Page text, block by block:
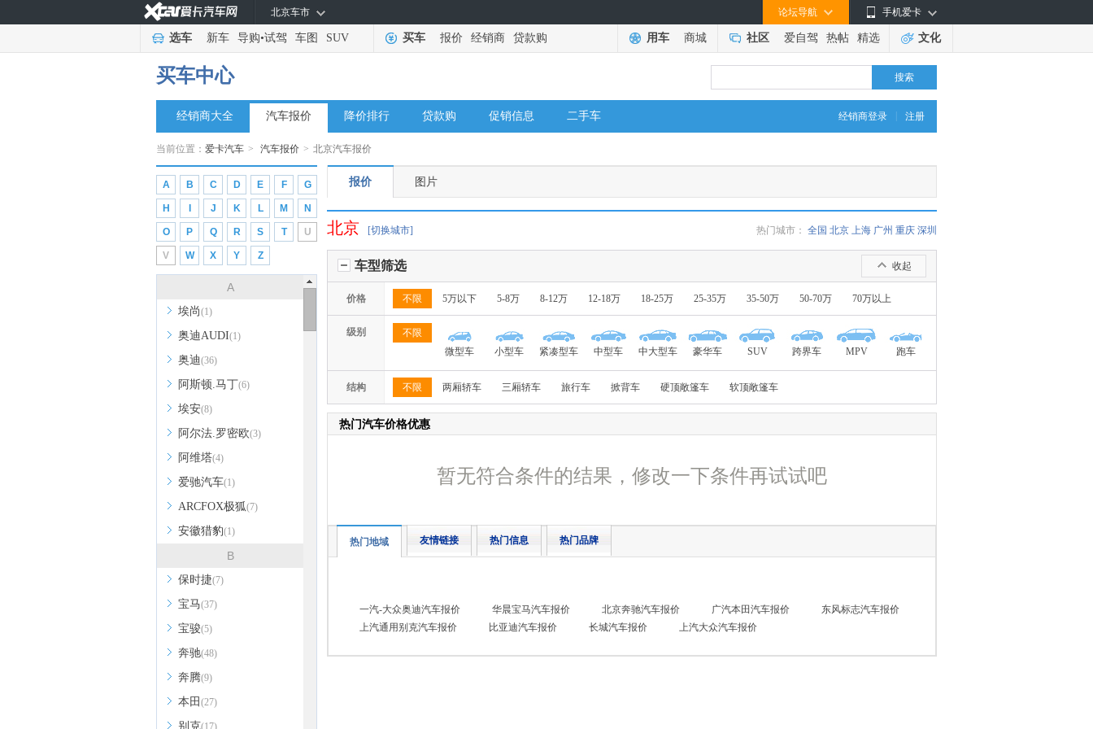
手机爱卡
论坛导航
北京车市
选车 新车 导购•试驾 车图 SUV 买车 报价 经销商 贷款购 用车 商城 社区 爱自驾 热帖 精选 文化
买车中心 搜索
经销商登录 注册
经销商大全 汽车报价 降价排行 贷款购 促销信息 二手车
当前位置： 爱卡汽车 > 汽车报价 > 北京汽车报价
A B C D E F G
H J K L M N
O P Q R S T U
V W X Y Z
A
埃尚(1)
奥迪AUDI(1)
奥迪(36)
阿斯顿.马丁(6)
埃安(8)
阿尔法.罗密欧(3)
阿维塔(4)
爱驰汽车(1)
ARCFOX极狐(7)
安徽猎豹(1)
B
保时捷(7)
宝马(37)
宝骏(5)
奔驰(48)
奔腾(9)
本田 (27)
别克(17)
报价 图片
热门城市： 全国 北京 上海 广州 重庆 深圳
北京 [切换城市]
收起
车型筛选
价格 不限 5万以下 5-8万 8-12万 12-18万 18-25万 25-35万 35-50万 50-70万 70万以上
级别
不限
微型车
小型车 紧凑型车 中型车 中大型车 豪华车 SUV 跨界车 MPV 跑车
结构 不限 两厢轿车 三厢轿车 旅行车 掀背车 硬顶敞篷车 软顶敞篷车
热门汽车价格优惠
暂无符合条件的结果，修改一下条件再试试吧
热门地域 友情链接 热门信息 热门品牌
一汽-大众奥迪汽车报价 华晨宝马汽车报价 北京奔驰汽车报价 广汽本田汽车报价
东风标志汽车报价
上汽通用别克汽车报价
比亚迪汽车报价 长城汽车报价 上汽大众汽车报价